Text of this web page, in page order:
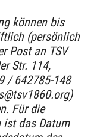
können bis
(persönlich
Post an TSV
Str. 114,
/ 642785-148
Für die
das Datum